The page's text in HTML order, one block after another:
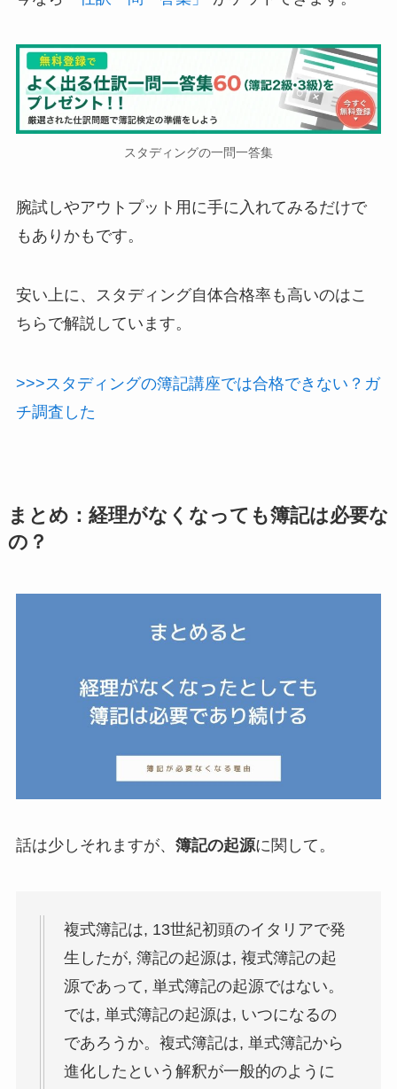
スタディングの一問一答集
腕試しやアウトプット用に手に入れてみるだけで
もありかもです。
安い上に、スタディング自体合格率も高いのはこ
ちらで解説しています。
>>>スタディングの簿記講座では合格できない？ガ
チ調査した
まとめ：経理がなくなっても簿記は必要な
の？
話は少しそれますが、 簿記の起源に関して。
複式簿記は, 13世紀初頭のイタリアで発
生したが, 簿記の起源は, 複式簿記の起
源であって, 単式簿記の起源ではない。
では, 単式簿記の起源は, いつになるの
であろうか。複式簿記は, 単式簿記から
進化したという解釈が一般的のように